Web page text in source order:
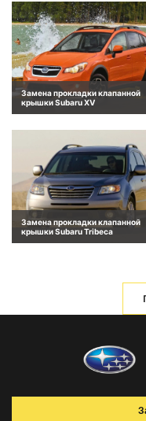
Замена прокладки клапанной
крышки Subaru XV
Замена прокладки клапанной
крышки Subaru Tribeca